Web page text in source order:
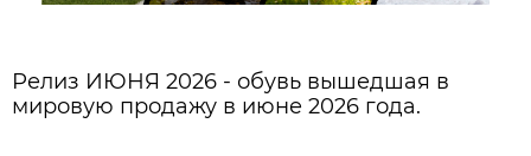
Релиз ИЮНЯ 2026 - обувь вышедшая в
мировую продажу в июне 2026 года.